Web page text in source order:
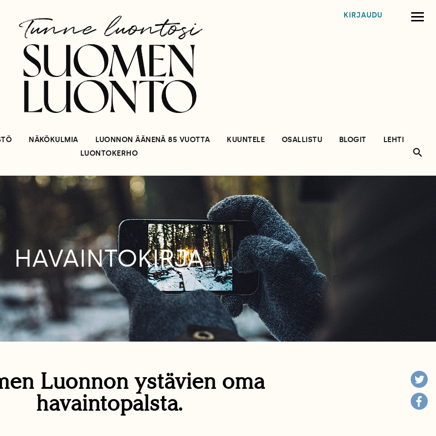
KIRJAUDU
NÄKÖKULMIA LUONNON ÄÄNENÄ 85 VUOTTA KUUNTELE OSALLISTU BLOGIT
LEHTI
LUONTOKERHO
HAVAINTOKIRJA
Luonnon ystävien oma
havaintopalsta.